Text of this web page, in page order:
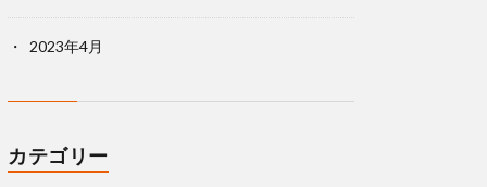
2023年4月
カテゴリー